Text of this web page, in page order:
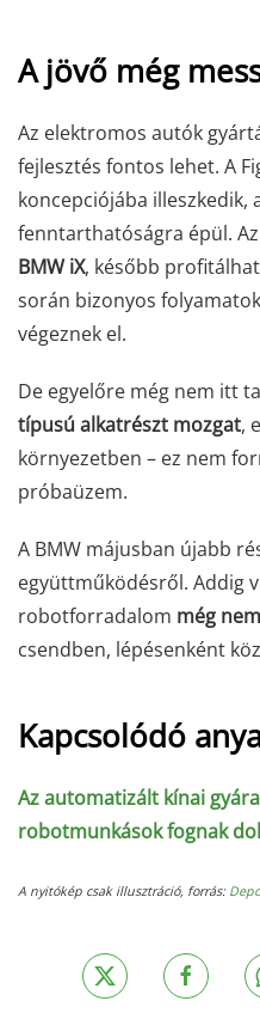
A jövő még
Az elektromos autók
fejlesztés fontos lehet. A
koncepciójába illeszkedik,
fenntarthatóságra épül.
BMW iX, később
során bizonyos
végeznek el.
De egyelőre még nem itt
típusú alkatrészt mozgat,
környezetben – ez nem
próbaüzem.
A BMW májusban újabb
együttműködésről. Addig
robotforradalom még
csendben, lépésenként
Kapcsolódó
Az automatizált kínai
robotmunkások fognak
A nyitókép csak illusztráció, forrás: